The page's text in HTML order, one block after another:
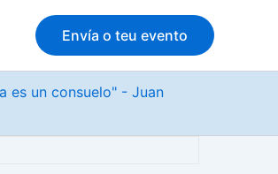
Envía o teu evento
es un consuelo" - Juan